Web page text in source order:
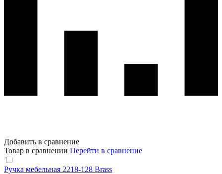
Добавить в сравнение
Товар в сравнении Перейти в сравнение
Ручка мебельная 2218-128 Brass